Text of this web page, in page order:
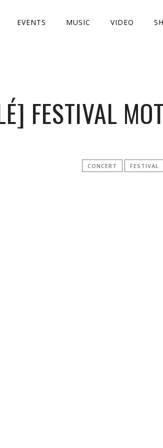
EVENTS MUSIC VIDEO
FESTIVAL
CONCERT FESTIVAL